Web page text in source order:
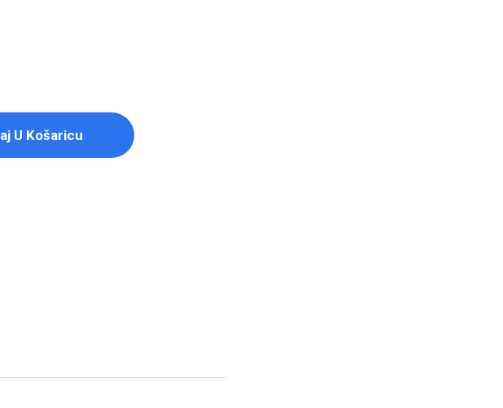
U Košaricu